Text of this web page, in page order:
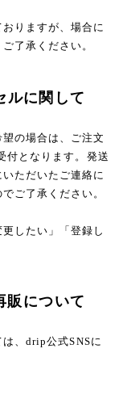
りますが、場合に
了承ください。
ルに関して
の場合は、ご注文
付となります。発送
ただいたご連絡に
ご了承ください。
したい」「登録し
販について
、drip公式SNSに